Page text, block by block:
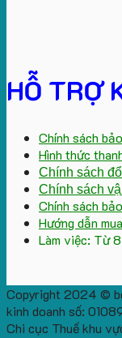
HỖ TRỢ
Chính sách
Hình thức
Chính sách
Chính sách
Chính sách
Hướng dẫn
Làm việc: Từ
Copyright 2024 ©
kinh doanh số:
Chi cục Thuế khu